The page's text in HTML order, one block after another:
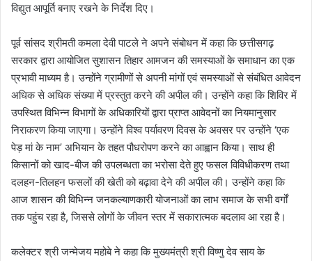
विद्युत आपूर्ति बनाए रखने के निर्देश दिए।
पूर्व सांसद श्रीमती कमला देवी पाटले ने अपने संबोधन में कहा कि छत्तीसगढ़
सरकार द्वारा आयोजित सुशासन तिहार आमजन की समस्याओं के समाधान का एक
प्रभावी माध्यम है। उन्होंने ग्रामीणों से अपनी मांगों एवं समस्याओं से संबंधित आवेदन
अधिक से अधिक संख्या में प्रस्तुत करने की अपील की। उन्होंने कहा कि शिविर में
उपस्थित विभिन्न विभागों के अधिकारियों द्वारा प्राप्त आवेदनों का नियमानुसार
निराकरण किया जाएगा। उन्होंने विश्व पर्यावरण दिवस के अवसर पर उन्होंने ‘एक
पेड़ मां के नाम’ अभियान के तहत पौधरोपण करने का आह्वान किया। साथ ही
किसानों को खाद-बीज की उपलब्धता का भरोसा देते हुए फसल विविधीकरण तथा
दलहन-तिलहन फसलों की खेती को बढ़ावा देने की अपील की। उन्होंने कहा कि
आज शासन की विभिन्न जनकल्याणकारी योजनाओं का लाभ समाज के सभी वर्गों
तक पहुंच रहा है, जिससे लोगों के जीवन स्तर में सकारात्मक बदलाव आ रहा है।
कलेक्टर श्री जन्मेजय महोबे ने कहा कि मुख्यमंत्री श्री विष्णु देव साय के